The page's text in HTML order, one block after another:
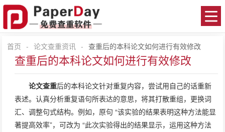
首页 - 论文查重资讯 - 查重后的本科论文如何进行有效修改
查重后的本科论文如何进行有效修改
论文查重后的本科论文针对重复内容，尝试用自己的话重新
表述。认真分析重复语句所表达的意思，将其打散重组，更换词
汇、调整句式结构。例如，原句 “该实验的结果表明这种方法能显
著提高效率”，可改为 “此次实验得出的结果显示，运用这种方法